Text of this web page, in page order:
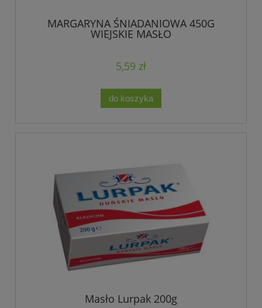
MARGARYNA ŚNIADANIOWA 450G
WIEJSKIE MASŁO
5,59 zł
do koszyka
Masło Lurpak 200g